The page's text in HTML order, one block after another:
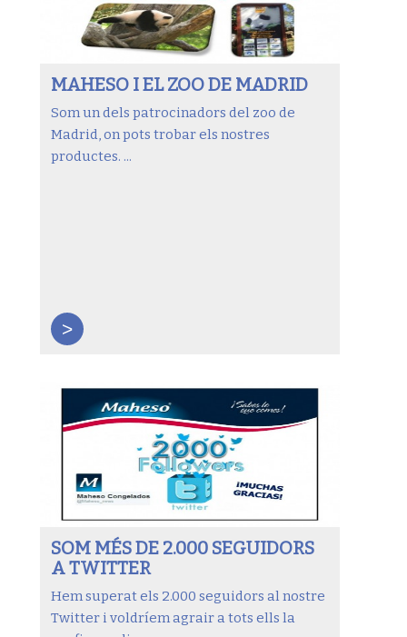
MAHESO I EL ZOO DE MADRID
Som un dels patrocinadors del zoo de
Madrid, on pots trobar els nostres
productes. ...
>
SOM MÉS DE 2.000 SEGUIDORS
A TWITTER
Hem superat els 2.000 seguidors al nostre
Twitter i voldríem agrair a tots ells la